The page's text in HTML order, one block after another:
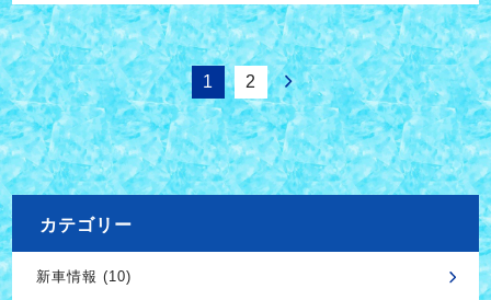
1 2
カテゴリー
新車情報 (10)